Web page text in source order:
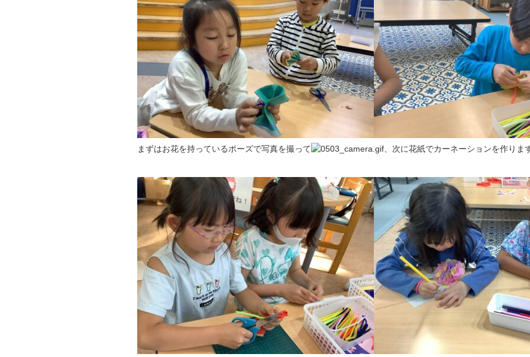
まずはお花を持っているポーズで写真を撮って 、次に花紙でカーネーションを作りま